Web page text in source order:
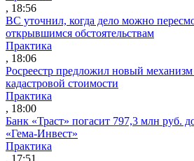
, 18:56
ВС уточнил, когда дело можно
открывшимся обстоятельствам
Практика
, 18:06
Росреестр предложил новый
кадастровой стоимости
Практика
, 18:00
Банк «Траст» погасит 797,3 млн руб.
«Гема-Инвест»
Практика
, 17:51